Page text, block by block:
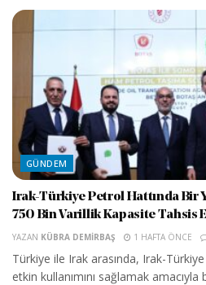
GÜNDEM
Irak-Türkiye Petrol Hattında Bir
750 Bin Varillik Kapasite Tahsis
YAZAN KÜBRA DEMIRBAŞ 1 HAFTA ÖNCE
Türkiye ile Irak arasında, Irak-
etkin kullanımını sağlamak